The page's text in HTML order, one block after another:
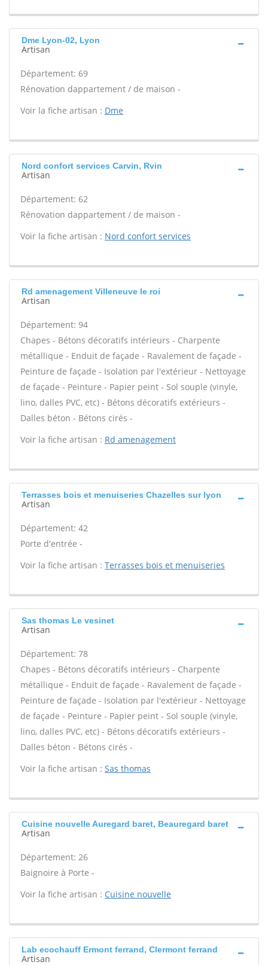
Dme Lyon-02, Lyon
Artisan
Département: 69
Rénovation dappartement / de maison -
Voir la fiche artisan : Dme
Nord confort services Carvin, Rvin
Artisan
Département: 62
Rénovation dappartement / de maison -
Voir la fiche artisan : Nord confort services
Rd amenagement Villeneuve le roi
Artisan
Département: 94
Chapes - Bétons décoratifs intérieurs - Charpente
métallique - Enduit de façade - Ravalement de façade -
Peinture de façade - Isolation par l'extérieur - Nettoyage
de façade - Peinture - Papier peint - Sol souple (vinyle,
lino, dalles PVC, etc) - Bétons décoratifs extérieurs -
Dalles béton - Bétons cirés -
Voir la fiche artisan : Rd amenagement
Terrasses bois et menuiseries Chazelles sur lyon
Artisan
Département: 42
Porte d'entrée -
Voir la fiche artisan : Terrasses bois et menuiseries
Sas thomas Le vesinet
Artisan
Département: 78
Chapes - Bétons décoratifs intérieurs - Charpente
métallique - Enduit de façade - Ravalement de façade -
Peinture de façade - Isolation par l'extérieur - Nettoyage
de façade - Peinture - Papier peint - Sol souple (vinyle,
lino, dalles PVC, etc) - Bétons décoratifs extérieurs -
Dalles béton - Bétons cirés -
Voir la fiche artisan : Sas thomas
Cuisine nouvelle Auregard baret, Beauregard baret
Artisan
Département: 26
Baignoire à Porte -
Voir la fiche artisan : Cuisine nouvelle
Lab ecochauff Ermont ferrand, Clermont ferrand
Artisan